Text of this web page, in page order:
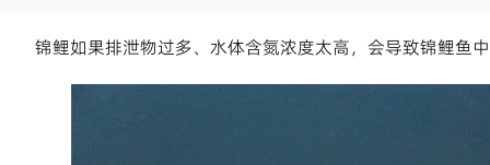
锦鲤如果排泄物过多、水体含氮浓度太高，会导致锦鲤鱼